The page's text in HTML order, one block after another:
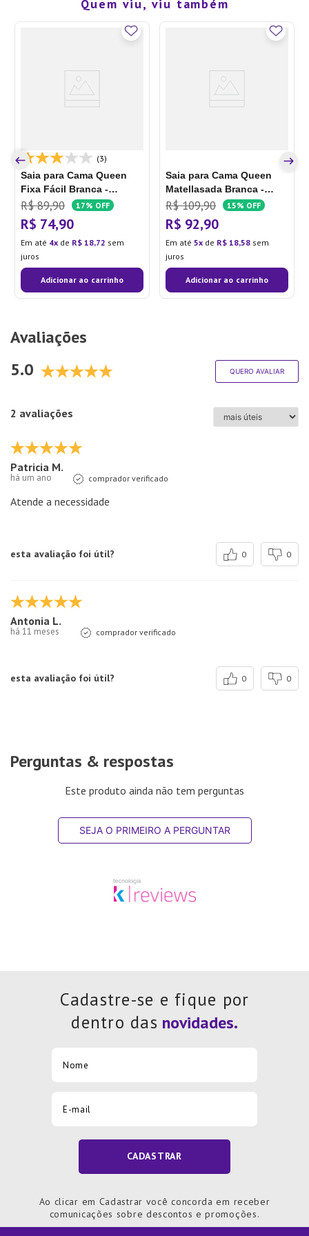
Quem viu, viu também
(3)
Saia para Cama Queen
Fixa Fácil Branca -
Hedrons
R$ 89,90 17% OFF
R$ 74,90
Em até 4 de R$ 18,72 sem
juros
Adicionar ao carrinho
Saia para Cama Queen
Matellasada Branca -
Hedrons
R$ 109,90 15% OFF
R$ 92,90
Em até 5 de R$ 18,58 sem
juros
Adicionar ao carrinho
Avaliações
5.0
QUERO AVALIAR
2 avaliações
Patricia M.
há um ano comprador verificado
Atende a necessidade
esta avaliação foi útil? 0 0
Antonia L.
há 11 meses comprador verificado
esta avaliação foi útil? 0 0
Perguntas & respostas
Este produto ainda não tem perguntas
SEJA O PRIMEIRO A PERGUNTAR
Cadastre-se e fique por
dentro das
CADASTRAR
Ao clicar em Cadastrar você concorda em receber
comunicações sobre descontos e promoções.